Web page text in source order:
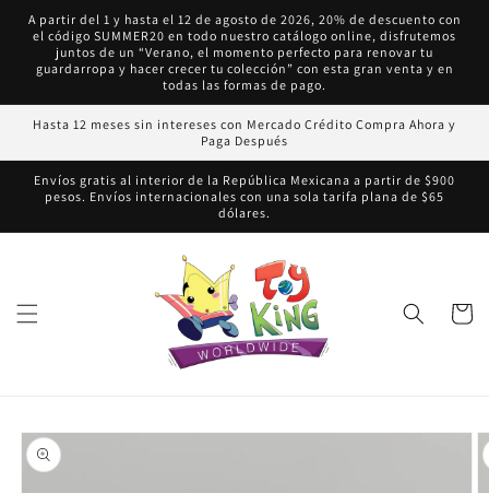
directamente
al contenido
A partir del 1 y hasta el 12 de agosto de 2026, 20% de descuento con
el código SUMMER20 en todo nuestro catálogo online, disfrutemos
juntos de un “Verano, el momento perfecto para renovar tu
guardarropa y hacer crecer tu colección” con esta gran venta y en
todas las formas de pago.
Hasta 12 meses sin intereses con Mercado Crédito Compra Ahora y
Paga Después
Envíos gratis al interior de la República Mexicana a partir de $900
pesos. Envíos internacionales con una sola tarifa plana de $65
dólares.
Carrito
directamente
a la
información